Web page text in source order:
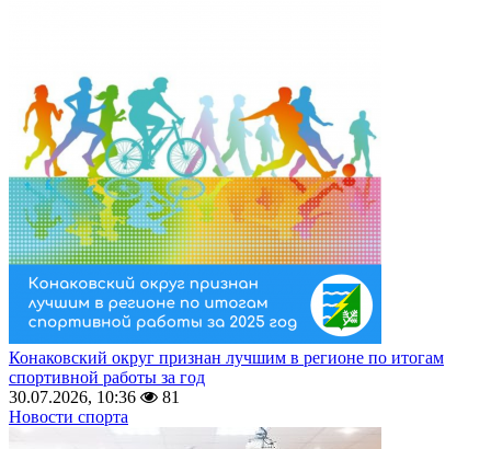
Конаковский округ признан лучшим в регионе по итогам
спортивной работы за год
30.07.2026, 10:36
81
Новости спорта